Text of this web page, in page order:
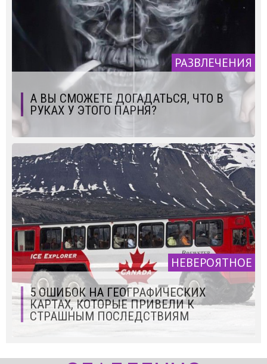
РАЗВЛЕЧЕНИЯ
А ВЫ СМОЖЕТЕ ДОГАДАТЬСЯ, ЧТО В
РУКАХ У ЭТОГО ПАРНЯ?
НЕВЕРОЯТНОЕ
5 ОШИБОК НА ГЕОГРАФИЧЕСКИХ
КАРТАХ, КОТОРЫЕ ПРИВЕЛИ К
СТРАШНЫМ ПОСЛЕДСТВИЯМ